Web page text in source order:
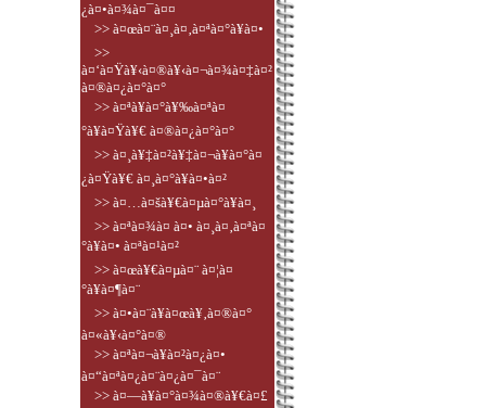
¿à¤•à¤¾à¤¯à¤¤
>> à¤œà¤¨à¤¸à¤‚à¤ªà¤°à¥à¤•
>>
à¤‘à¤Ÿà¥‹à¤®à¥‹à¤¬à¤¾à¤‡à¤²
à¤®à¤¿à¤°à¤°
>> à¤ªà¥à¤°à¥‰à¤ªà¤
°à¥à¤Ÿà¥€ à¤®à¤¿à¤°à¤°
>> à¤¸à¥‡à¤²à¥‡à¤¬à¥à¤°à¤
¿à¤Ÿà¥€ à¤¸à¤°à¥à¤•à¤²
>> à¤…à¤šà¥€à¤µà¤°à¥à¤¸
>> à¤ªà¤¾à¤ à¤• à¤¸à¤‚à¤ªà¤
°à¥à¤• à¤ªà¤¹à¤²
>> à¤œà¥€à¤µà¤¨ à¤¦à¤
°à¥à¤¶à¤¨
>> à¤•à¤¨à¥à¤œà¥‚à¤®à¤°
à¤«à¥‹à¤°à¤®
>> à¤ªà¤¬à¥à¤²à¤¿à¤•
à¤“à¤ªà¤¿à¤¨à¤¿à¤¯à¤¨
>> à¤—à¥à¤°à¤¾à¤®à¥€à¤£